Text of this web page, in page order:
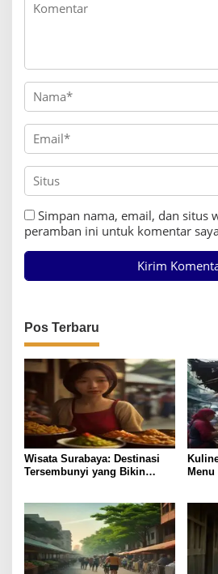
Simpan nama, email, dan situs
peramban ini untuk komentar
Pos Terbaru
Wisata Surabaya: Destinasi
Tersembunyi yang Bikin
Menu